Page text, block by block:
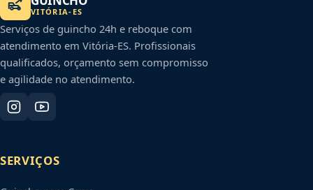
VITÓRIA- ES
Serviços de guincho 24h e reboque com
atendimento em Vitória-ES. Profissionais
qualificados, orçamento sem compromisso
e agilidade no atendimento.
SERVIÇOS